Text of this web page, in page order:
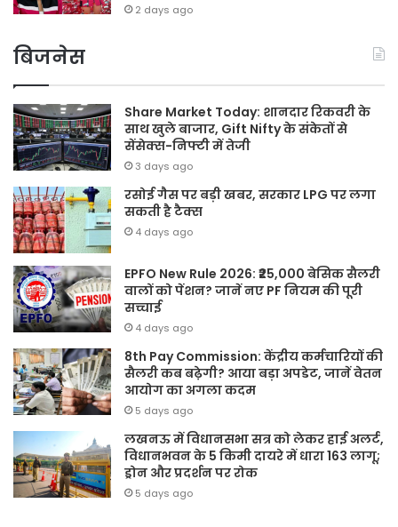
2 days ago
बिजनेस
Share Market Today: शानदार रिकवरी के
साथ खुले बाजार, Gift Nifty के संकेतों से
सेंसेक्स-निफ्टी में तेजी
3 days ago
रसोई गैस पर बड़ी खबर, सरकार LPG पर लगा
सकती है टैक्स
4 days ago
EPFO New Rule 2026: ₹25,000 बेसिक सैलरी
वालों को पेंशन? जानें नए PF नियम की पूरी
सच्चाई
4 days ago
8th Pay Commission: केंद्रीय कर्मचारियों की
सैलरी कब बढ़ेगी? आया बड़ा अपडेट, जानें वेतन
आयोग का अगला कदम
5 days ago
लखनऊ में विधानसभा सत्र को लेकर हाई अलर्ट,
विधानभवन के 5 किमी दायरे में धारा 163 लागू;
ड्रोन और प्रदर्शन पर रोक
5 days ago